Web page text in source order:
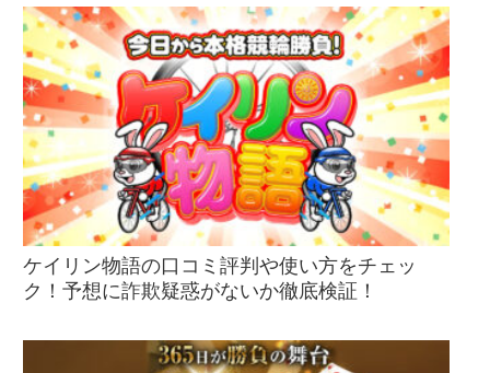
ケイリン物語の口コミ評判や使い方をチェッ
ク！予想に詐欺疑惑がないか徹底検証！